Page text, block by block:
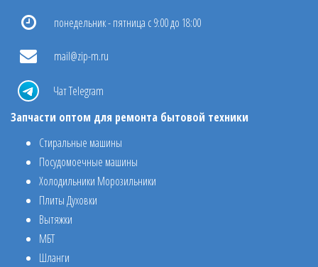
понедельник - пятница с 9:00 до 18:00
mail@zip-m.ru
Чат Telegram
Запчасти оптом для ремонта бытовой техники
Стиральные машины
Посудомоечные машины
Холодильники Морозильники
Плиты Духовки
Вытяжки
МБТ
Шланги